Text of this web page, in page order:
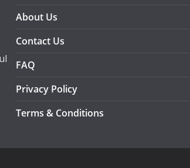
About Us
Contact Us
FAQ
Privacy Policy
Terms & Conditions